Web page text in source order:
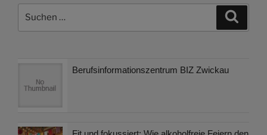
Berufsinformationszentrum BIZ Zwickau